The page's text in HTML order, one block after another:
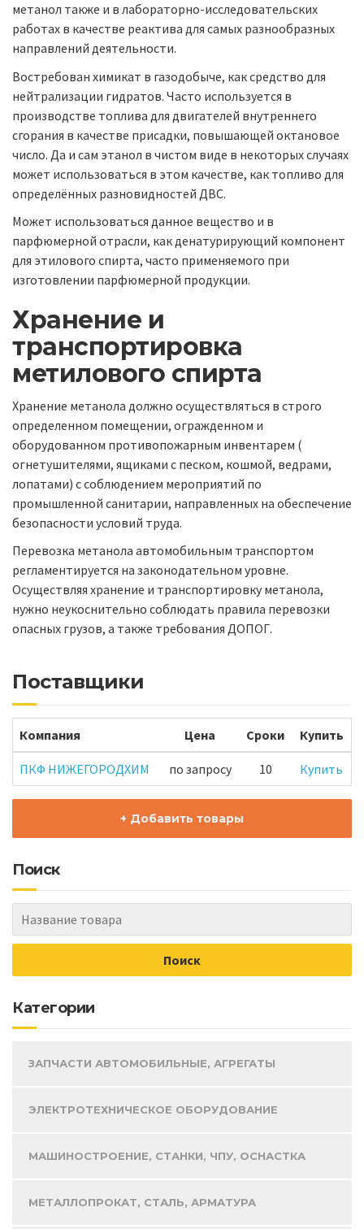
метанол также и в лабораторно-исследовательских
работах в качестве реактива для самых разнообразных
направлений деятельности.
Востребован химикат в газодобыче, как средство для
нейтрализации гидратов. Часто используется в
производстве топлива для двигателей внутреннего
сгорания в качестве присадки, повышающей октановое
число. Да и сам этанол в чистом виде в некоторых случаях
может использоваться в этом качестве, как топливо для
определённых разновидностей ДВС.
Может использоваться данное вещество и в
парфюмерной отрасли, как денатурирующий компонент
для этилового спирта, часто применяемого при
изготовлении парфюмерной продукции.
Хранение и
транспортировка
метилового спирта
Хранение метанола должно осуществляться в строго
определенном помещении, огражденном и
оборудованном противопожарным инвентарем (
огнетушителями, ящиками с песком, кошмой, ведрами,
лопатами) с соблюдением мероприятий по
промышленной санитарии, направленных на обеспечение
безопасности условий труда.
Перевозка метанола автомобильным транспортом
регламентируется на законодательном уровне.
Осуществляя хранение и транспортировку метанола,
нужно неукоснительно соблюдать правила перевозки
опасных грузов, а также требования ДОПОГ.
Поставщики
Компания Цена Сроки Купить
ПКФ НИЖЕГОРОДХИМ по запросу 10 Купить
+ Добавить товары
Поиск
Категории
ЗАПЧАСТИ АВТОМОБИЛЬНЫЕ, АГРЕГАТЫ
ЭЛЕКТРОТЕХНИЧЕСКОЕ ОБОРУДОВАНИЕ
МАШИНОСТРОЕНИЕ, СТАНКИ, ЧПУ, ОСНАСТКА
МЕТАЛЛОПРОКАТ, СТАЛЬ, АРМАТУРА